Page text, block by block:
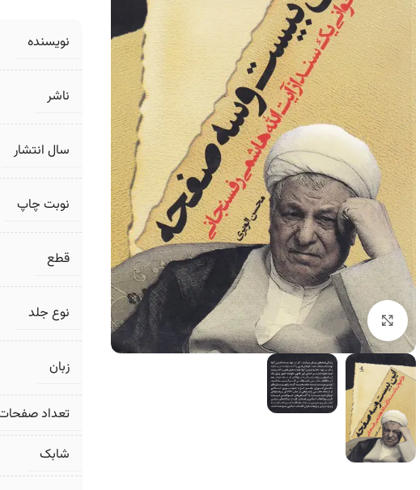
برای بزرگنمایی کلیک کنید
نویسنده
ناشر
سال انتشار
نوبت چاپ
قطع
نوع جلد
زبان
تعداد
شابک